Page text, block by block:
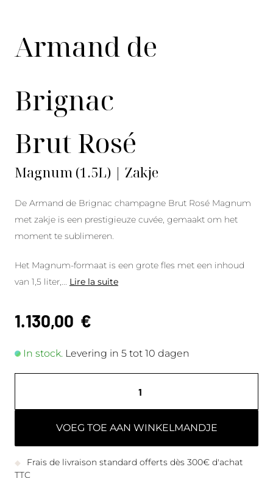
Armand de
Brignac
Brut Rosé
Magnum (1.5L) | Zakje
De Armand de Brignac champagne Brut Rosé Magnum
met zakje is een prestigieuze cuvée, gemaakt om het
moment te sublimeren.
Het Magnum-formaat is een grote fles met een inhoud
van 1,5 liter,
Lire la suite
1.130,00 €
In stock. Levering in 5 tot 10 dagen
VOEG TOE AAN WINKELMANDJE
Frais de livraison standard offerts dès 300€ d'achat
TTC